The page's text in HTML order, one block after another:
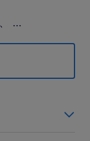
...
シュ☆